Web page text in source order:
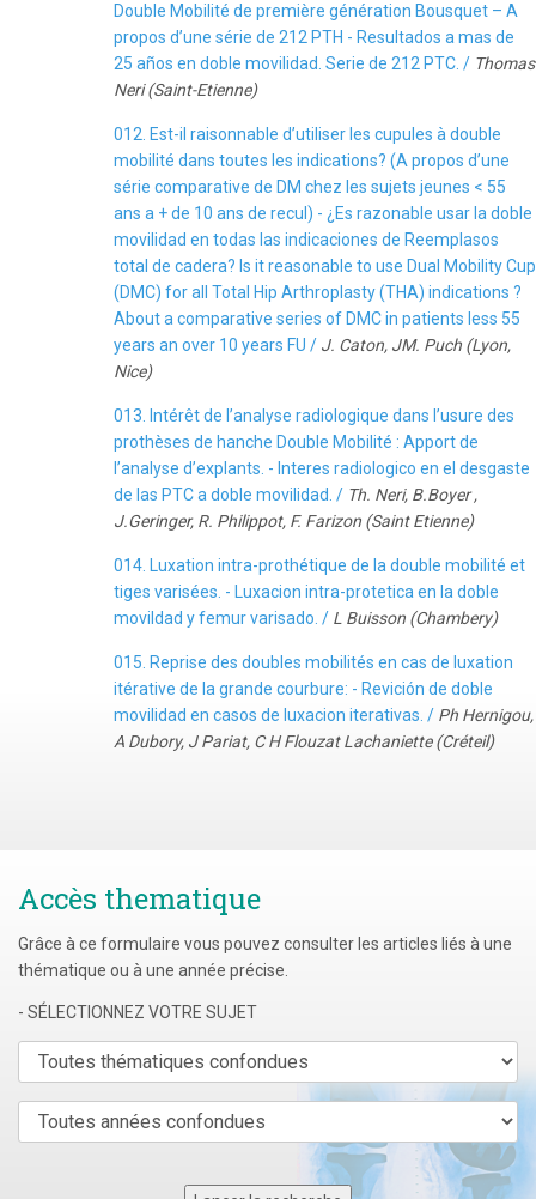
Double Mobilité de première génération Bousquet – A
propos d’une série de 212 PTH - Resultados a mas de
25 años en doble movilidad. Serie de 212 PTC. / Thomas
Neri (Saint-Etienne)
012. Est-il raisonnable d’utiliser les cupules à double
mobilité dans toutes les indications? (A propos d’une
série comparative de DM chez les sujets jeunes < 55
ans a + de 10 ans de recul) - ¿Es razonable usar la doble
movilidad en todas las indicaciones de Reemplasos
total de cadera? Is it reasonable to use Dual Mobility Cup
(DMC) for all Total Hip Arthroplasty (THA) indications ?
About a comparative series of DMC in patients less 55
years an over 10 years FU / J. Caton, JM. Puch (Lyon,
Nice)
013. Intérêt de l’analyse radiologique dans l’usure des
prothèses de hanche Double Mobilité : Apport de
l’analyse d’explants. - Interes radiologico en el desgaste
de las PTC a doble movilidad. / Th. Neri, B.Boyer ,
J.Geringer, R. Philippot, F. Farizon (Saint Etienne)
014. Luxation intra-prothétique de la double mobilité et
tiges varisées. - Luxacion intra-protetica en la doble
movildad y femur varisado. / L Buisson (Chambery)
015. Reprise des doubles mobilités en cas de luxation
itérative de la grande courbure: - Revición de doble
movilidad en casos de luxacion iterativas. / Ph Hernigou,
A Dubory, J Pariat, C H Flouzat Lachaniette (Créteil)
Accès thematique
Grâce à ce formulaire vous pouvez consulter les articles liés à une
thématique ou à une année précise.
- SÉLECTIONNEZ VOTRE SUJET